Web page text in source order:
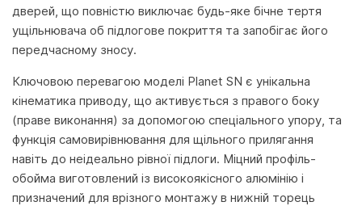
дверей, що повністю виключає будь-яке бічне тертя
ущільнювача об підлогове покриття та запобігає його
передчасному зносу.
Ключовою перевагою моделі Planet SN є унікальна
кінематика приводу, що активується з правого боку
(праве виконання) за допомогою спеціального упору, та
функція самовирівнювання для щільного прилягання
навіть до неідеально рівної підлоги. Міцний профіль-
обойма виготовлений із високоякісного алюмінію і
призначений для врізного монтажу в нижній торець